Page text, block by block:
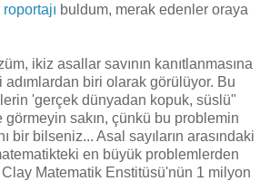
buldum, merak edenler oraya
ikiz asallar savının kanıtlanmasına
adımlardan biri olarak görülüyor. Bu
'gerçek dünyadan kopuk, süslü"
sakın, çünkü bu problemin
bir bilseniz... Asal sayıların arasındaki
en büyük problemlerden
Matematik Enstitüsü'nün 1 milyon